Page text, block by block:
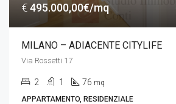
€495.000,00€/mq
MILANO – ADIACENTE CITYLIFE
Via Rossetti 17
2 1 76 mq
APPARTAMENTO, RESIDENZIALE